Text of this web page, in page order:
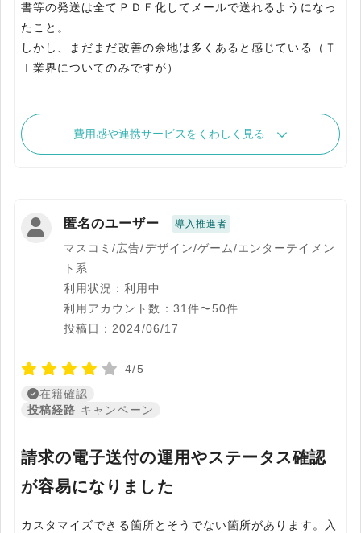
書等の発送は全てＰＤＦ化してメールで送れるようになっ
たこと。
しかし、まだまだ改善の余地は多くあると感じている（Ｔ
Ｉ業界についてのみですが）
費用感や連携サービスをくわしく見る
匿名のユーザー 導入推進者
マスコミ/広告/デザイン/ゲーム/エンターテイメン
ト系
利用状況：利用中
利用アカウント数：31件〜50件
投稿日：2024/06/17
4/5
在籍確認
投稿経路 キャンペーン
請求の電子送付の運用やステータス確認
が容易になりました
カスタマイズできる箇所とそうでない箇所があります。入